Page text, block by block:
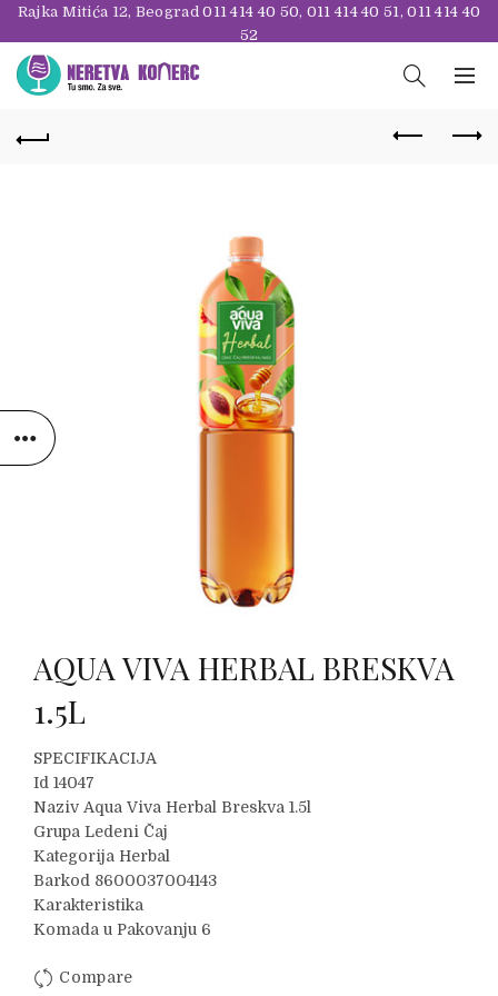
Rajka Mitića 12, Beograd011 414 40 50, 011 414 40 51,011 414 40
52
AQUA VIVA HERBAL BRESKVA
1.5L
SPECIFIKACIJA
Id 14047
Naziv Aqua Viva Herbal Breskva 1.5l
Grupa Ledeni Čaj
Kategorija Herbal
Barkod 8600037004143
Karakteristika
Komada u Pakovanju 6
Compare